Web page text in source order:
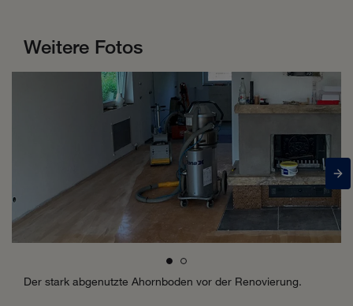
Weitere Fotos
Der stark abgenutzte Ahornboden vor der Renovierung.